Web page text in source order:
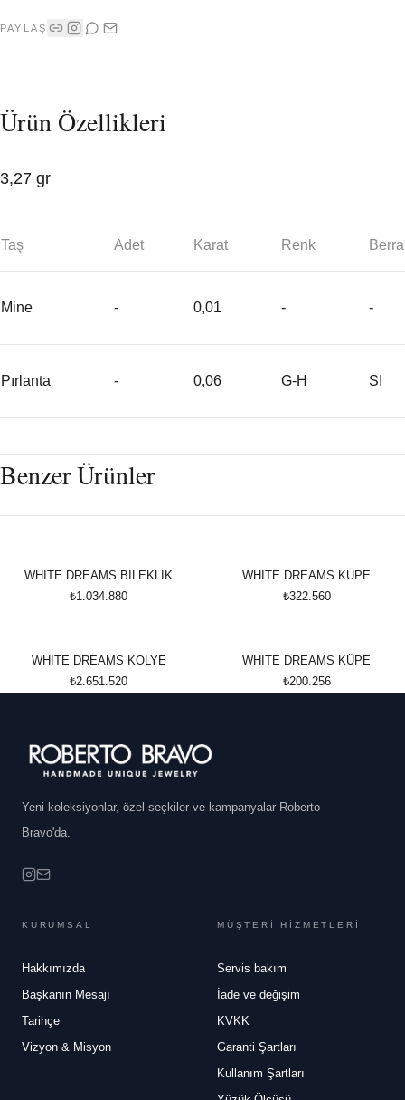
PAYLAŞ
Ürün Özellikleri
3,27 gr
Taş Adet Karat Renk
Mine - 0,01 - -
Pırlanta - 0,06 G-H SI
Benzer Ürünler
WHITE DREAMS BİLEKLİK
₺1.034.880
WHITE DREAMS KÜPE
₺322.560
WHITE DREAMS KOLYE
₺2.651.520
WHITE DREAMS KÜPE
₺200.256
Yeni koleksiyonlar, özel seçkiler ve kampanyalar Roberto
Bravo'da.
KURUMSAL
Hakkımızda
Başkanın Mesajı
Tarihçe
Vizyon & Misyon
MÜŞTERİ HİZMETLERİ
Servis bakım
İade ve değişim
KVKK
Garanti Şartları
Kullanım Şartları